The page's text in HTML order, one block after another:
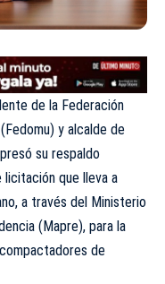
de la Federación
y alcalde de
su respaldo
que lleva a
a través del Ministerio
(Mapre), para la
de